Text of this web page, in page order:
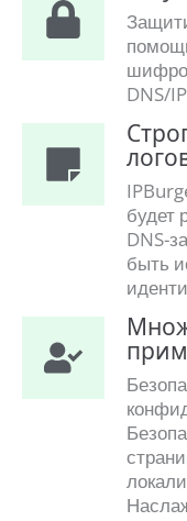
DNS/
будет
DNS-
быть